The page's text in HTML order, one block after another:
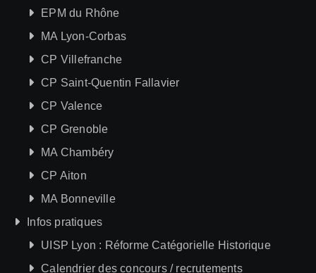
EPM du Rhône
MA Lyon-Corbas
CP Villefranche
CP Saint-Quentin Fallavier
CP Valence
CP Grenoble
MA Chambéry
CP Aiton
MA Bonneville
Infos pratiques
UISP Lyon : Réforme Catégorielle Historique
Calendrier des concours / recrutements